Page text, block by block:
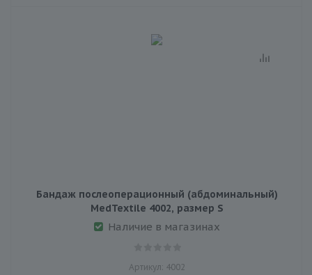
Бандаж послеоперационный (абдоминальный)
MedTextile 4002, размер S
Наличие в магазинах
Артикул: 4002